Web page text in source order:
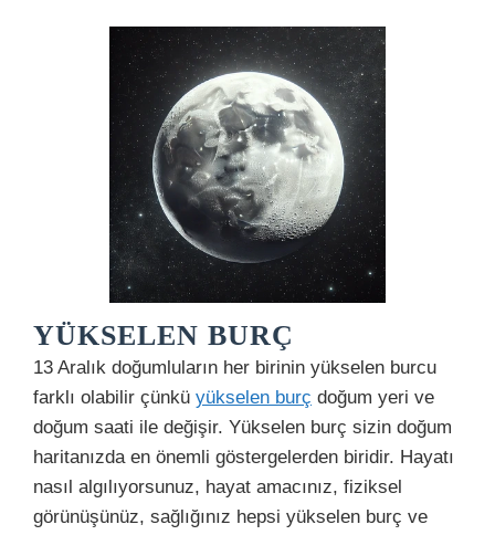
YÜKSELEN BURÇ
13 Aralık doğumluların her birinin yükselen burcu
farklı olabilir çünkü yükselen burç doğum yeri ve
doğum saati ile değişir. Yükselen burç sizin doğum
haritanızda en önemli göstergelerden biridir. Hayatı
nasıl algılıyorsunuz, hayat amacınız, fiziksel
görünüşünüz, sağlığınız hepsi yükselen burç ve